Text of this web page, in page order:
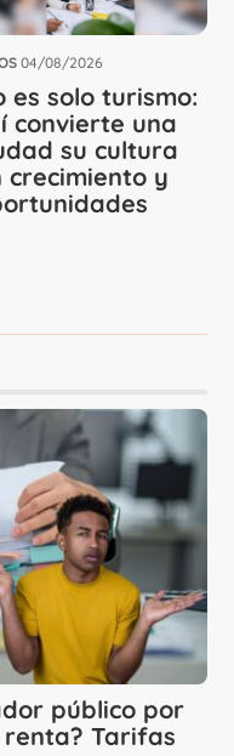
04/08/2026
es solo turismo:
convierte una
su cultura
crecimiento y
público por
Tarifas